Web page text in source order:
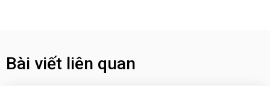
Bài viết liên quan